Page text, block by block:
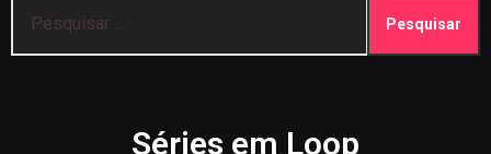
por:
Séries em Loop